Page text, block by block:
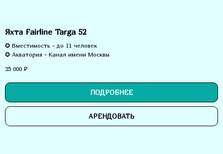
Яхта Fairline Targa 52
✪ Вместимость - до 11 человек
✪ Акватория - Канал имени Москвы
25 000 ₽
ПОДРОБНЕЕ
АРЕНДОВАТЬ